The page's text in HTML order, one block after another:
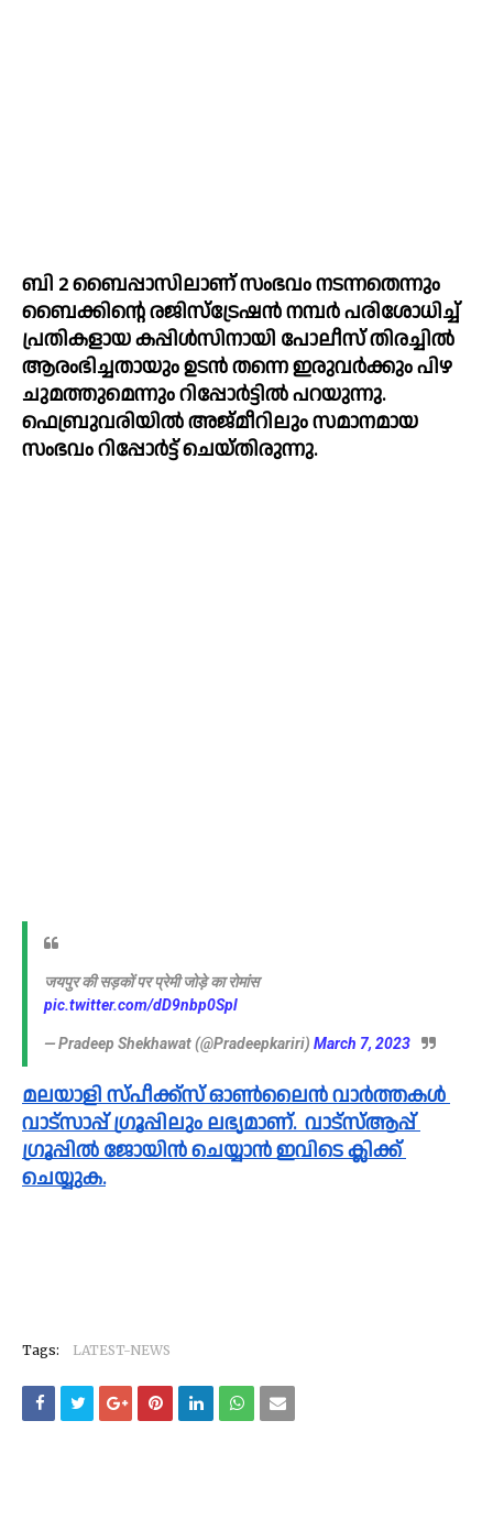
ബി 2 ബൈപ്പാസിലാണ് സംഭവം നടന്നതെന്നും
ബൈക്കിന്റെ രജിസ്ട്രേഷൻ നമ്പർ പരിശോധിച്ച്
പ്രതികളായ കപ്പിൾസിനായി പോലീസ് തിരച്ചിൽ
ആരംഭിച്ചതായും ഉടൻ തന്നെ ഇരുവർക്കും പിഴ
ചുമത്തുമെന്നും റിപ്പോർട്ടിൽ പറയുന്നു.
ഫെബ്രുവരിയിൽ അജ്മീറിലും സമാനമായ
സംഭവം റിപ്പോർട്ട് ചെയ്തിരുന്നു.
जयपुर की सड़कों पर प्रेमी जोड़े का रोमांस
pic.twitter.com/dD9nbp0Spl
— Pradeep Shekhawat (@Pradeepkariri) March 7, 2023
മലയാളി സ്പീക്ക്സ്‌ ഓൺലൈൻ വാർത്തകൾ
വാട്സാപ്പ് ഗ്രൂപ്പിലും ലഭ്യമാണ്.  വാട്സ്ആപ്പ്
ഗ്രൂപ്പിൽ ജോയിൻ ചെയ്യാൻ ഇവിടെ ക്ലിക്ക്
ചെയ്യുക.
Tags: LATEST-NEWS